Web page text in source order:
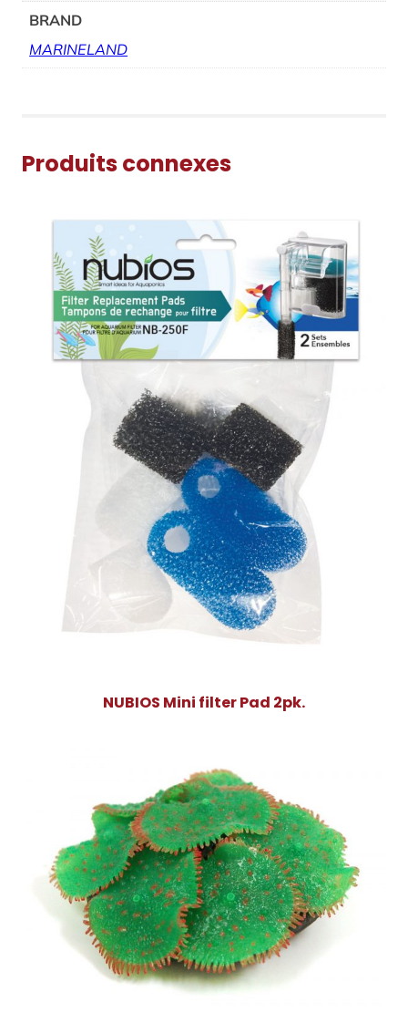
BRAND
MARINELAND
Produits connexes
NUBIOS Mini filter Pad 2pk.